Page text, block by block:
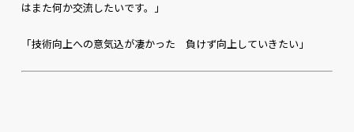
はまた何か交流したいです。」
「技術向上への意気込が凄かった 負けず向上していきたい」